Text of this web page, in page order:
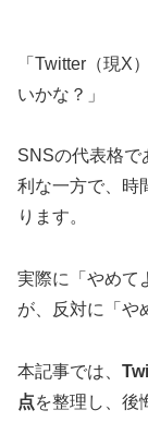
「Twitter（現X
いかな？」
SNSの代表格で
利な一方で、時
ります。
実際に「やめて
が、反対に「や
本記事では、
点を整理し、後